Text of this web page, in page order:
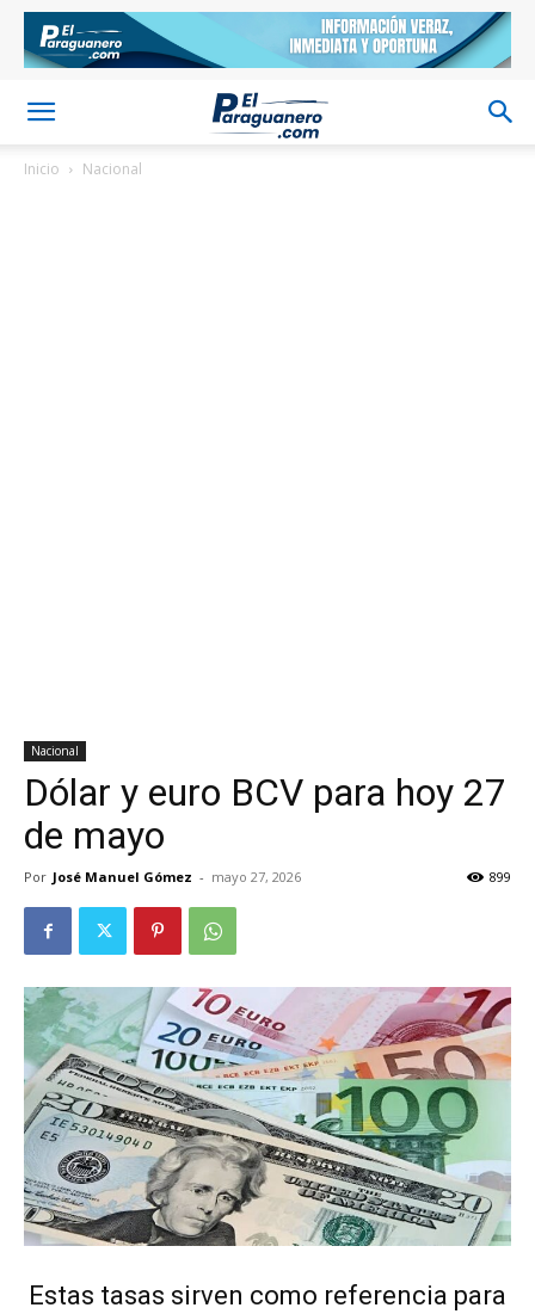
Inicio Nacional
Nacional
Dólar y euro BCV para hoy 27
de mayo
Por José Manuel Gómez - mayo 27, 2026 899
Estas tasas sirven como referencia para